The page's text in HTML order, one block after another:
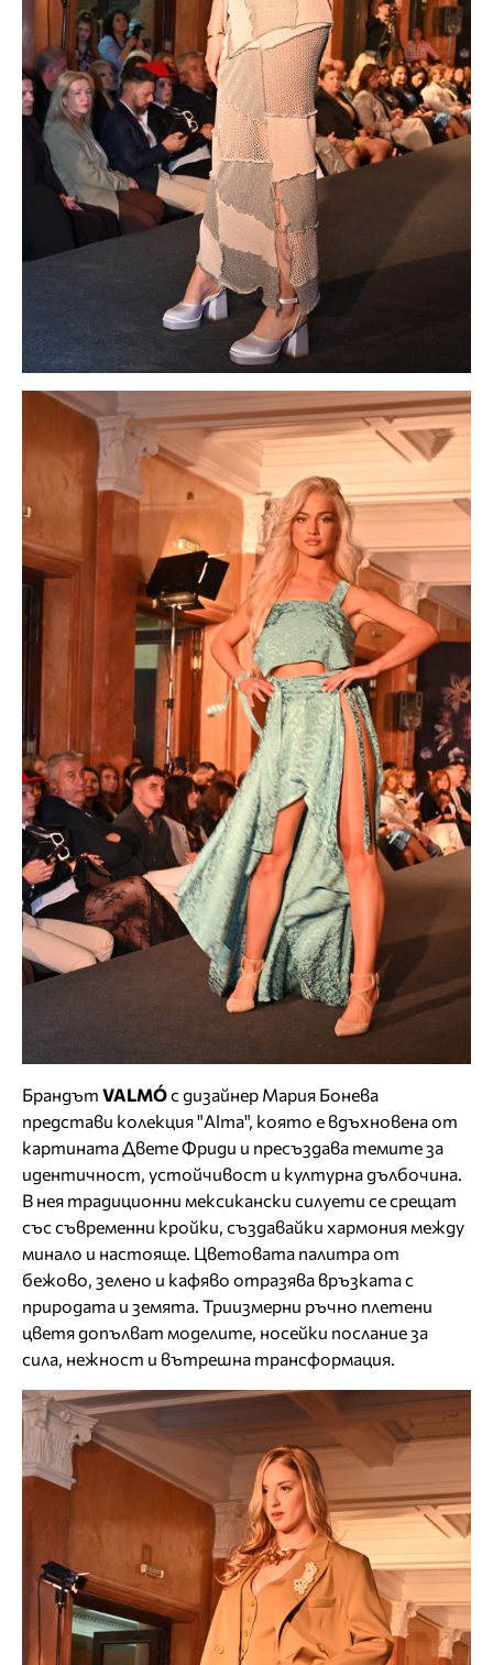
Брандът VALMÓс дизайнер Мария Бонева
представи колекция "Alma", която е вдъхновена от
картината Двете Фриди и пресъздава темите за
идентичност, устойчивост и културна дълбочина.
В нея традиционни мексикански силуети се срещат
със съвременни кройки, създавайки хармония между
минало и настояще. Цветовата палитра от
бежово, зелено и кафяво отразява връзката с
природата и земята. Триизмерни ръчно плетени
цветя допълват моделите, носейки послание за
сила, нежност и вътрешна трансформация.